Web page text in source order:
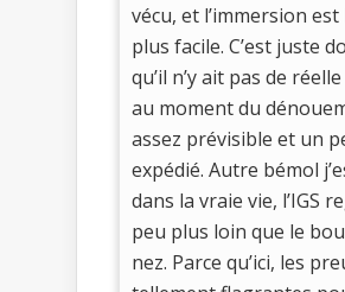
vécu, et l’immersion
plus facile. C’est juste
qu’il n’y ait pas de
au moment du
assez prévisible et un
expédié. Autre bémol
dans la vraie vie, l’IGS
peu plus loin que le
nez. Parce qu’ici, les